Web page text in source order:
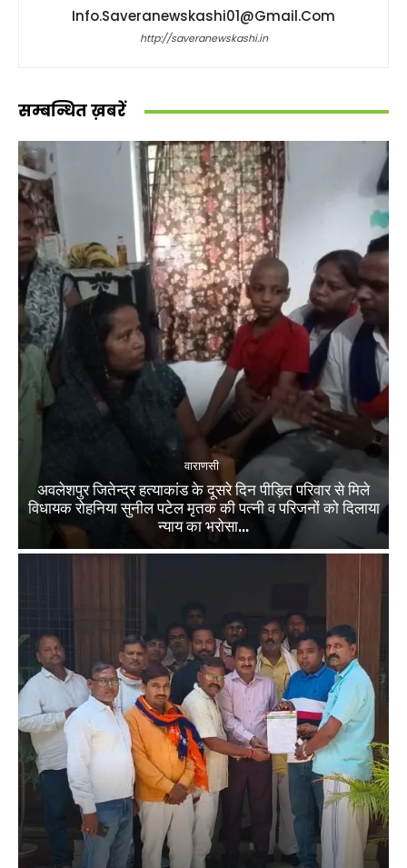
Info.saveranewskashi01@gmail.com
http://saveranewskashi.in
सम्बन्धित ख़बरें
वाराणसी
अवलेशपुर जितेन्द्र हत्याकांड के दूसरे दिन पीड़ित परिवार से मिले
विधायक रोहनिया सुनील पटेल मृतक की पत्नी व परिजनों को दिलाया
न्याय का भरोसा...